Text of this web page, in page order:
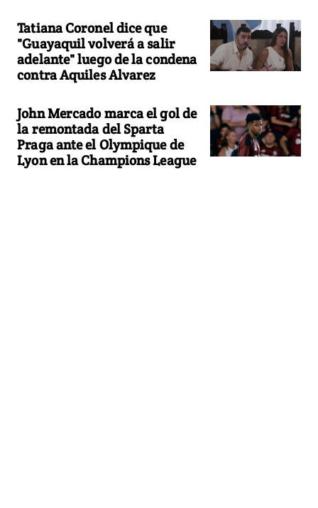
Tatiana Coronel dice que
"Guayaquil volverá a salir
adelante" luego de la condena
contra Aquiles Alvarez
John Mercado marca el gol de
la remontada del Sparta
Praga ante el Olympique de
Lyon en la Champions League